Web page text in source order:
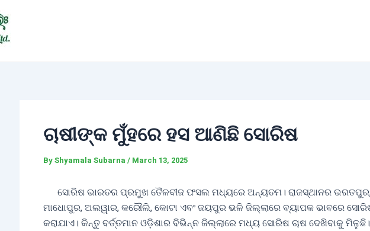
ଚାଷୀଙ୍କ ମୁଁହରେ ହସ ଆଣିଛି ସୋରିଷ
ByShyamala Subarna / March 13, 2025
ସୋରିଷ ଭାରତର ପ୍ରମୁଖ ତୈଳବୀଜ ଫସଲ ମଧ୍ୟରେ ଅନ୍ୟତମ। ରାଜସ୍ଥାନର
ମାଧୋପୁର, ଅଲୱାର, କରୌଲି, କୋଟା ଏବଂ ଜୟପୁର ଭଳି ଜିଲ୍ଲାରେ ବ୍ୟାପକ ଭାବରେ
କରାଯାଏ। କିନ୍ତୁ ବର୍ତ୍ତମାନ ଓଡ଼ିଶାର ବିଭିନ୍ନ ଜିଲ୍ଲାରେ ମଧ୍ୟ ସୋରିଷ ଚାଷ ଦେଖିବାକୁ